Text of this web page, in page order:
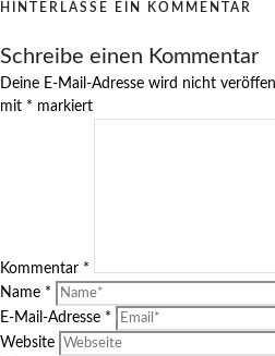
HINTERLASSE EIN KOMMENTAR
Schreibe einen Kommentar
Deine E-Mail-Adresse wird nicht
mit * markiert
Kommentar *
Name *
E-Mail-Adresse *
Website